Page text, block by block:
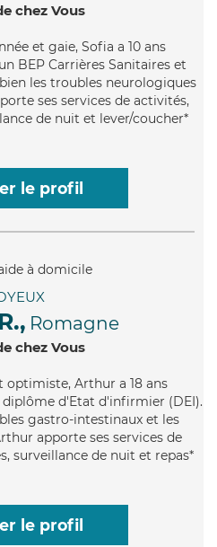
chez Vous
et gaie, Sofia a 10 ans
BEP Carrières Sanitaires et
les troubles neurologiques
ses services de activités,
de nuit et lever/coucher*
le profil
Romagne
chez Vous
optimiste, Arthur a 18 ans
diplôme d'Etat d'infirmier (DEI).
gastro-intestinaux et les
apporte ses services de
surveillance de nuit et repas*
le profil